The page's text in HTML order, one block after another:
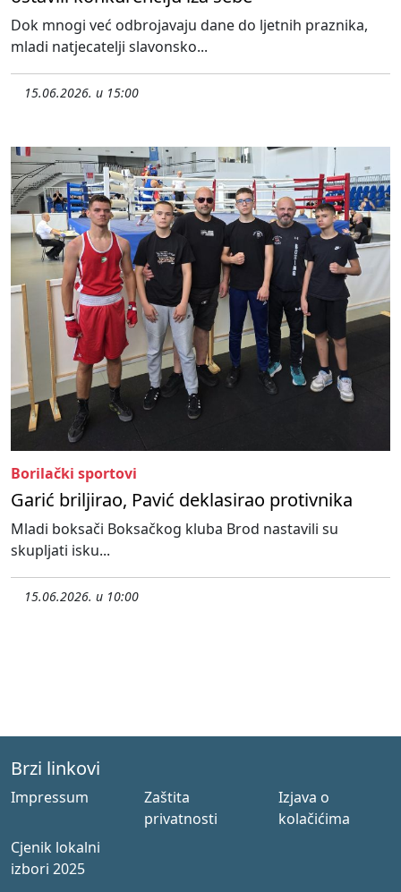
Dok mnogi već odbrojavaju dane do ljetnih praznika,
mladi natjecatelji slavonsko...
15.06.2026. u 15:00
Borilački sportovi
Garić briljirao, Pavić deklasirao protivnika
Mladi boksači Boksačkog kluba Brod nastavili su
skupljati isku...
15.06.2026. u 10:00
Brzi linkovi
Impressum
Zaštita
privatnosti
Izjava o
kolačićima
Cjenik lokalni
izbori 2025